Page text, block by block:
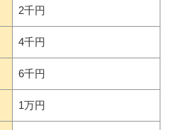
2千円
4千円
6千円
1万円